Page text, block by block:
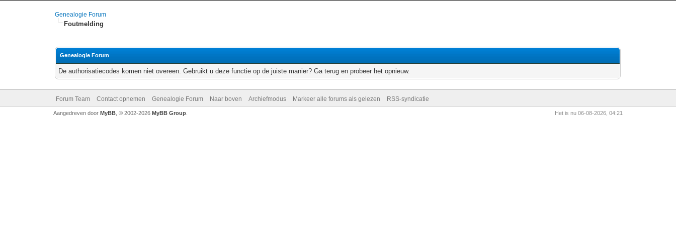
Genealogie Forum
Foutmelding
Genealogie Forum
De authorisatiecodes komen niet overeen. Gebruikt u deze functie op de juiste manier? Ga terug en probeer het opnieuw.
Forum Team Contact opnemen Genealogie Forum Naar boven Archiefmodus Markeer alle forums als gelezen RSS-syndicatie
Het is nu 06-08-2026, 04:21
Aangedreven door MyBB, © 2002-2026 MyBB Group.